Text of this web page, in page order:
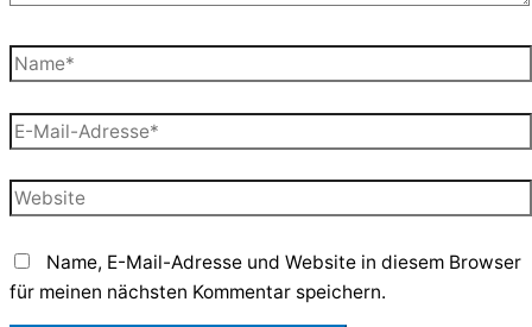
Name*
E-
Mail-
Adresse*
Website
Name, E-Mail-Adresse und Website in diesem Browser
für meinen nächsten Kommentar speichern.